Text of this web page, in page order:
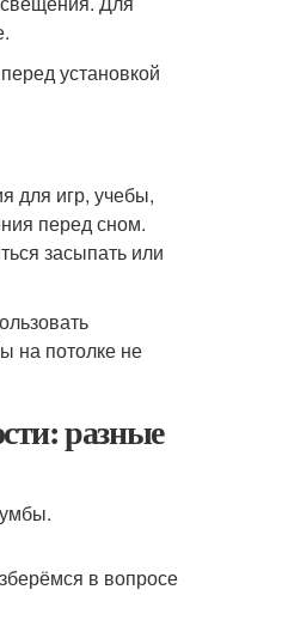
установкой
для игр, учебы,
перед сном.
засыпать или
на потолке не
разные
в вопросе